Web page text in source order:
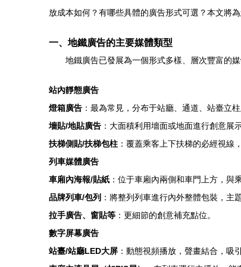
放成本如何？有哪些具體的廣告形式可選？本文將
一、地鐵廣告的主要媒體類型
地鐵廣告已發展為一個形式多樣、層次豐富的
站內靜態廣告
燈箱廣告 ：最為常見，分布于站廳、通道、站臺立
墻貼/地貼廣告 ：大面積利用墻面或地面進行創意展
扶梯側貼/扶梯包柱 ：覆蓋乘客上下扶梯的必經視線
列車媒體廣告
車廂內海報/貼紙 ：位于車廂內兩側和車門上方，與
品牌列車/包列 ：將整列列車進行內外整體包裝，主
拉手廣告、窗貼等 ：更細節的創意補充點位。
數字屏幕廣告
站臺/站廳LED大屏 ：動態視頻播放，聲畫結合，吸